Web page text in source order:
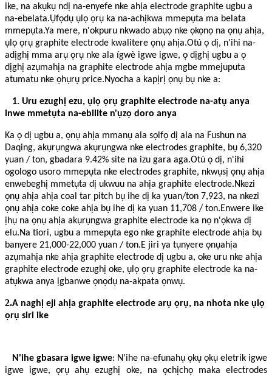
ike, na akụkụ ndị na-enyefe nke ahịa electrode graphite ugbu a
na-ebelata.Ụfọdụ ụlọ ọrụ ka na-achịkwa mmepụta ma belata
mmepụta.Ya mere, n'okpuru nkwado abụọ nke ọkọnọ na ọnụ ahịa,
ụlọ ọrụ graphite electrode kwalitere ọnụ ahịa.Otú ọ dị, n'ihi na-
adịghị mma arụ ọrụ nke ala ígwè igwe igwe, ọ dịghị ugbu a ọ
dịghị azụmahịa na graphite electrode ahịa mgbe mmejuputa
atumatu nke ọhụrụ price.Nyocha a kapịrị ọnụ bụ nke a:
1. Uru ezughị ezu, ụlọ ọrụ graphite electrode na-atụ anya
inwe mmetụta na-ebilite n'ụzọ doro anya
Ka ọ dị ugbu a, ọnụ ahịa mmanụ ala sọlfọ dị ala na Fushun na
Daqing, akụrụngwa akụrụngwa nke electrodes graphite, bụ 6,320
yuan / ton, gbadara 9.42% site na izu gara aga.Otú ọ dị, n'ihi
ogologo usoro mmepụta nke electrodes graphite, nkwụsị ọnụ ahịa
enwebeghị mmetụta dị ukwuu na ahịa graphite electrode.Nkezi
ọnụ ahịa ahịa coal tar pitch bụ ihe dị ka yuan/ton 7,923, na nkezi
ọnụ ahịa coke coke ahịa bụ ihe dị ka yuan 11,708 / ton.Enwere ike
ịhụ na ọnụ ahịa akụrụngwa graphite electrode ka nọ n'ọkwa dị
elu.Na tiori, ugbu a mmepụta ego nke graphite electrode ahịa bụ
banyere 21,000-22,000 yuan / ton.E jiri ya tụnyere ọnụahịa
azụmahịa nke ahịa graphite electrode dị ugbu a, oke uru nke ahịa
graphite electrode ezughị oke, ụlọ ọrụ graphite electrode ka na-
atụkwa anya ịgbanwe ọnọdụ na-akpata ọnwụ.
2.A naghị eji ahịa graphite electrode arụ ọrụ, na nhota nke ụlọ
ọrụ siri ike
N'ihe gbasara igwe igwe: N'ihe na-efunahụ ọkụ ọkụ eletrik igwe
igwe igwe, ọrụ ahụ ezughị oke, na ọchịchọ maka electrodes